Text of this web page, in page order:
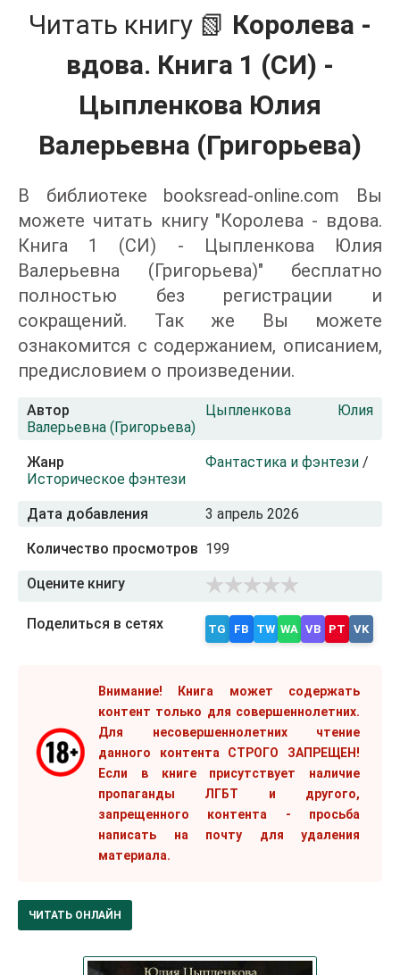
Читать книгу 📗 Королева -
вдова. Книга 1 (СИ) -
Цыпленкова Юлия
Валерьевна (Григорьева)
В библиотеке booksread-online.com Вы
можете читать книгу "Королева - вдова.
Книга 1 (СИ) - Цыпленкова Юлия
Валерьевна (Григорьева)" бесплатно
полностью без регистрации и
сокращений. Так же Вы можете
ознакомится с содержанием, описанием,
предисловием о произведении.
Автор
Цыпленкова Юлия
Валерьевна (Григорьева)
Жанр Фантастика и фэнтези /
Историческое фэнтези
Дата добавления 3 апрель 2026
Количество просмотров 199
Оцените книгу
Поделиться в сетях TG FB TW WA VB PT VK
Внимание! Книга может содержать
контент только для совершеннолетних.
Для несовершеннолетних чтение
данного контента СТРОГО ЗАПРЕЩЕН!
Если в книге присутствует наличие
пропаганды ЛГБТ и другого,
запрещенного контента - просьба
написать на почту для удаления
материала.
ЧИТАТЬ ОНЛАЙН